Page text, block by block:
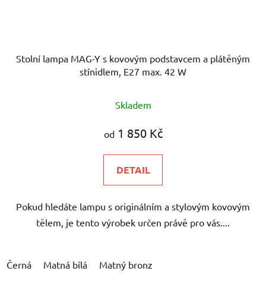
Stolní lampa MAG-Y s kovovým podstavcem a plátěným
stínidlem, E27 max. 42 W
Skladem
od1 850 Kč
DETAIL
Pokud hledáte lampu s originálním a stylovým kovovým
tělem, je tento výrobek určen právě pro vás....
Černá Matná bílá Matný bronz